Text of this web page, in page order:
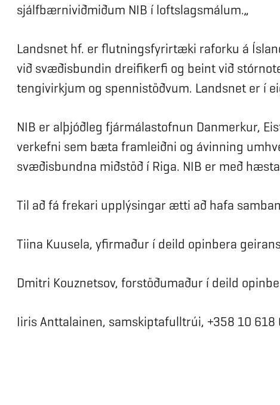
sjálfbærniviðmiðum NIB í loftslagsmálum.„
Landsnet hf. er flutningsfyrirtæki raforku á
við svæðisbundin dreifikerfi og beint við
tengivirkjum og spennistöðvum. Landsnet er í
NIB er alþjóðleg fjármálastofnun Danmerkur,
verkefni sem bæta framleiðni og ávinning
svæðisbundna miðstöð í Riga. NIB er með
Til að fá frekari upplýsingar ætti að hafa
Tiina Kuusela, yfirmaður í deild opinbera
Dmitri Kouznetsov, forstöðumaður í deild
Iiris Anttalainen, samskiptafulltrúi, +358 10 618